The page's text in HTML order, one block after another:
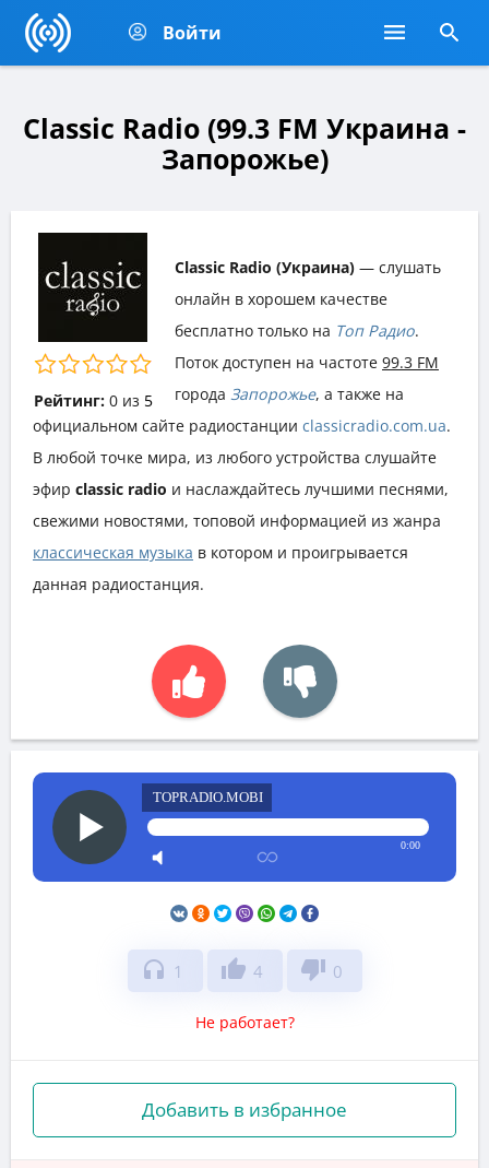
Войти
Classic Radio (99.3 FM Украина -
Запорожье)
Рейтинг: 0из 5
Classic Radio (Украина) — слушать
онлайн в хорошем качестве
бесплатно только на Топ Радио.
Поток доступен на частоте 99.3 FM
города Запорожье, а также на
официальном сайте радиостанции classicradio.com.ua.
В любой точке мира, из любого устройства слушайте
эфир classic radio и наслаждайтесь лучшими песнями,
свежими новостями, топовой информацией из жанра
классическая музыка в котором и проигрывается
данная радиостанция.
TOPRADIO.MOBI
0:00
headphones 1 thumb_up 4 thumb_down 0
Не работает?
Добавить в избранное